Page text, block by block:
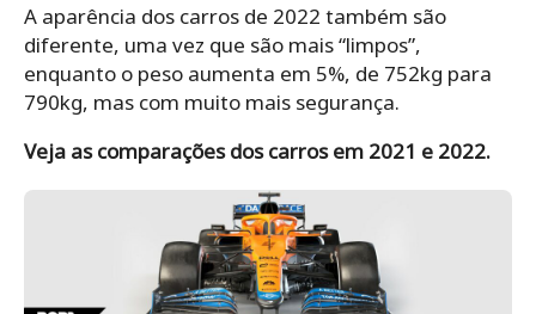
A aparência dos carros de 2022 também são
diferente, uma vez que são mais “limpos”,
enquanto o peso aumenta em 5%, de 752kg para
790kg, mas com muito mais segurança.
Veja as comparações dos carros em 2021 e 2022.